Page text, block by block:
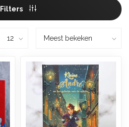
Filters